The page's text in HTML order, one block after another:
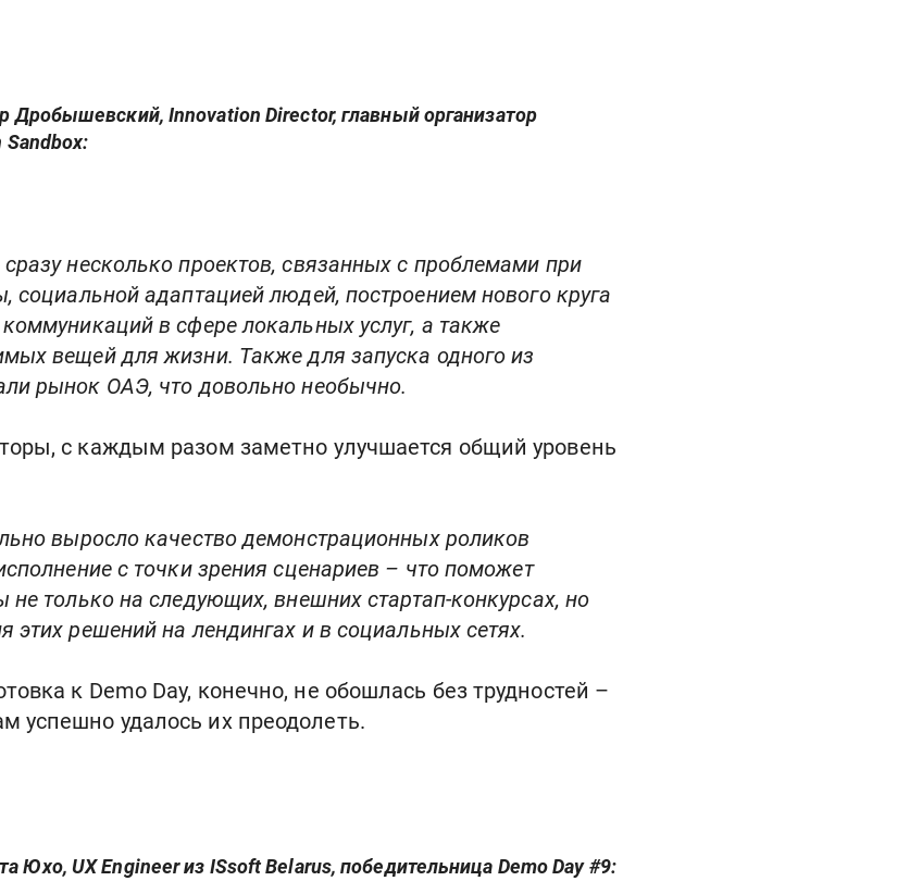
Дробышевский, Innovation Director, главный организатор
Sandbox:
несколько проектов, связанных с проблемами при
социальной адаптацией людей, построением нового круга
в сфере локальных услуг, а также
вещей для жизни. Также для запуска одного из
рынок ОАЭ, что довольно необычно.
с каждым разом заметно улучшается общий уровень
выросло качество демонстрационных роликов
с точки зрения сценариев – что поможет
не только на следующих, внешних стартап-конкурсах, но
этих решений на лендингах и в социальных сетях.
к Demo Day, конечно, не обошлась без трудностей –
успешно удалось их преодолеть.
Юхо, UX Engineer из ISsoft Belarus, победительница Demo Day #9: